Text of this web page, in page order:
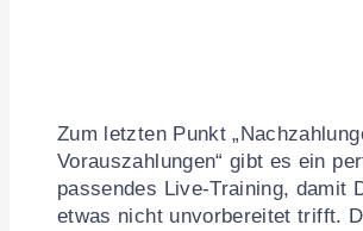
Zum letzten Punkt
Vorauszahlungen“ gibt es ein
passendes Live-Training, damit
etwas nicht unvorbereitet trifft.